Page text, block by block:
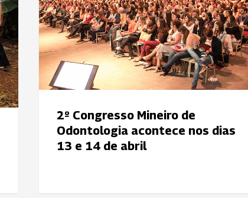
Odontologia
acontece
nos
dias
e
2º Congresso Mineiro de
Odontologia acontece nos dias
13 e 14 de abril